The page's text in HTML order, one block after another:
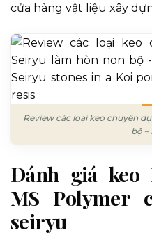
cửa hàng vật liệu xây
Review các loại keo chuyên
bộ –
Đánh giá keo
MS Polymer
seiryu